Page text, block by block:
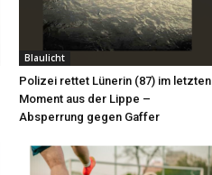
Blaulicht
Polizei rettet Lünerin (87) im letzten
Moment aus der Lippe –
Absperrung gegen Gaffer